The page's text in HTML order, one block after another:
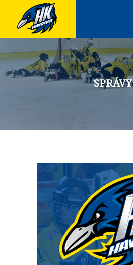
SPRÁVY
DOMOV
KLUB
SPRÁVY
GALÉRIA
SPONZORI
KONTAKT